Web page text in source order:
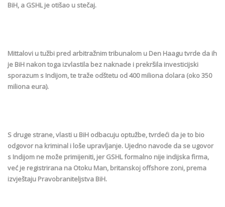
BiH, a GSHL je otišao u stečaj.
Mittalovi u tužbi pred arbitražnim tribunalom u Den Haagu tvrde da ih
je BiH nakon toga izvlastila bez naknade i prekršila investicijski
sporazum s Indijom, te traže odštetu od 400 miliona dolara (oko 350
miliona eura).
S druge strane, vlasti u BiH odbacuju optužbe, tvrdeći da je to bio
odgovor na kriminal i loše upravljanje. Ujedno navode da se ugovor
s Indijom ne može primijeniti, jer GSHL formalno nije indijska firma,
već je registrirana na Otoku Man, britanskoj offshore zoni, prema
izvještaju Pravobraniteljstva BiH.